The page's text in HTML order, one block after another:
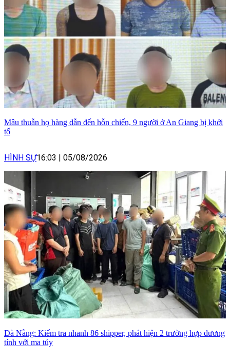
Mâu thuẫn họ hàng dẫn đến hỗn chiến, 9 người ở An Giang bị khởi
tố
HÌNH SỰ16:03 05/08/2026
Đà Nẵng: Kiểm tra nhanh 86 shipper, phát hiện 2 trường hợp dương
tính với ma túy